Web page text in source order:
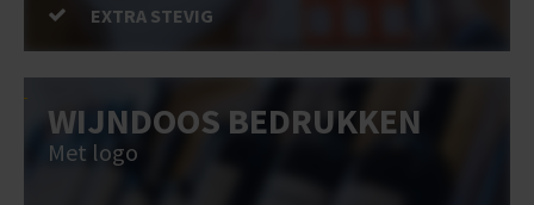
EXTRA STEVIG
WIJNDOOS BEDRUKKEN
Met logo